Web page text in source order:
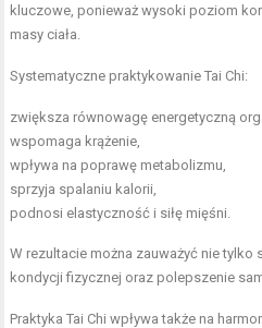
kluczowe, ponieważ wysoki poziom
masy ciała.
Systematyczne praktykowanie Tai Chi:
zwiększa równowagę energetyczną
wspomaga krążenie,
wpływa na poprawę metabolizmu,
sprzyja spalaniu kalorii,
podnosi elastyczność i siłę mięśni.
W rezultacie można zauważyć nie
kondycji fizycznej oraz polepszenie
Praktyka Tai Chi wpływa także na